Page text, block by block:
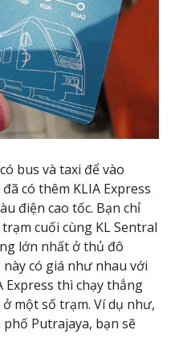
bus và taxi để vào
có thêm KLIA Express
điện cao tốc. Bạn chỉ
cuối cùng KL Sentral
lớn nhất ở thủ đô
có giá như nhau với
Express thì chạy thẳng
một số trạm. Ví dụ như,
Putrajaya, bạn sẽ